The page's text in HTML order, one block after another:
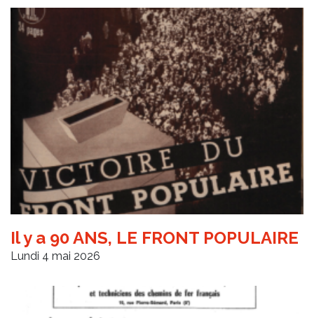
Il y a 90 ANS, LE FRONT POPULAIRE
Lundi 4 mai 2026